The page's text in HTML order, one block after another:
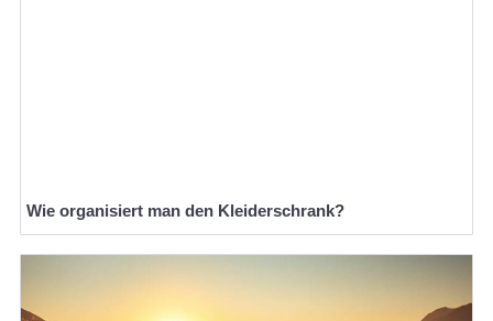
Wie organisiert man den Kleiderschrank?